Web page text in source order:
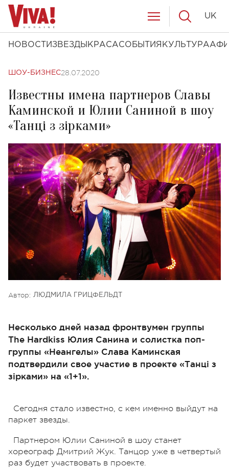
НОВОСТИ ЗВЕЗДЫ КРАСАСОБЫТИЯ КУЛЬТУРА
UK
ШОУ-БИЗНЕС28.07.2020
Известны имена партнеров Славы
Каминской и Юлии Саниной в ​​шоу
«Танці з зірками»
Автор: ЛЮДМИЛА ГРИЦФЕЛЬДТ
Несколько дней назад фронтвумен группы
The Hardkiss Юлия Санина и солистка поп-
группы «Неангелы» Слава Каминская
подтвердили свое участие в проекте «Танці з
зірками» на «1+1».
Сегодня стало известно, с кем именно выйдут на
паркет звезды.
Партнером Юлии Саниной в шоу станет
хореограф Дмитрий Жук. Танцор уже в четвертый
раз будет участвовать в проекте.